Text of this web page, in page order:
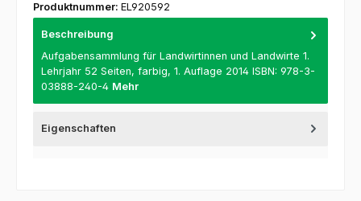
Produktnummer: EL920592
Beschreibung
Aufgabensammlung für Landwirtinnen und Landwirte 1.
Lehrjahr 52 Seiten, farbig, 1. Auflage 2014 ISBN: 978-3-
03888-240-4 Mehr
Eigenschaften